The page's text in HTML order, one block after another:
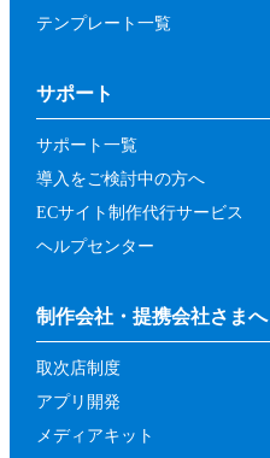
テンプレート一覧
サポート
サポート一覧
導入をご検討中の方へ
ECサイト制作代行サービス
ヘルプセンター
制作会社・提携会社さまへ
取次店制度
アプリ開発
メディアキット